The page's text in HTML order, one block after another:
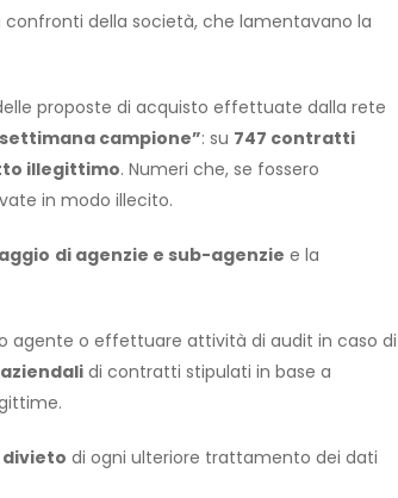
confronti della società, che lamentavano la
proposte di acquisto effettuate dalla rete
campione”: su 747 contratti
illegittimo. Numeri che, se fossero
in modo illecito.
di agenzie e sub-agenzie e la
agente o effettuare attività di audit in caso di
di contratti stipulati in base a
divieto di ogni ulteriore trattamento dei dati